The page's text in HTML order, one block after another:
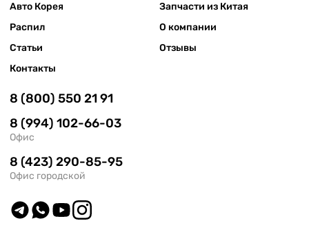
Авто Корея
Запчасти из Китая
Распил
О компании
Статьи
Отзывы
Контакты
8 (800) 550 21 91
8 (994) 102-66-03
Офис
8 (423) 290-85-95
Офис городской